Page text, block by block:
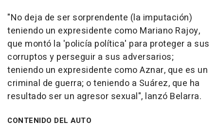
"No deja de ser sorprendente (la imputación)
teniendo un expresidente como Mariano Rajoy,
que montó la 'policía política' para proteger a sus
corruptos y perseguir a sus adversarios;
teniendo un expresidente como Aznar, que es un
criminal de guerra; o teniendo a Suárez, que ha
resultado ser un agresor sexual", lanzó Belarra.
CONTENIDO DEL AUTO